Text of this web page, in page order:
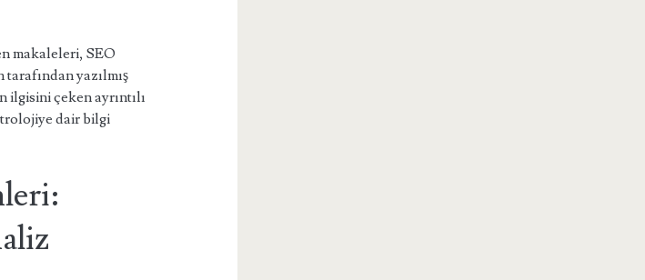
makaleleri, SEO
yazılmış
ilgisini çeken ayrıntılı
dair bilgi